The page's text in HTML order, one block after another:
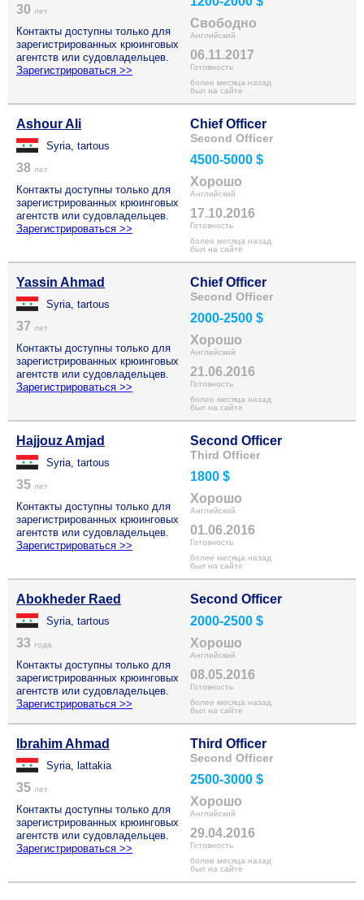
30 лет
Контакты доступны только для
зарегистрированных крюинговых
агентств или судовладельцев.
Зарегистрироваться >>
Свободно
Английский
06.11.2017
Готовность
более месяца назад
был на сайте
Ashour Ali
Syria, tartous
38 лет
Контакты доступны только для
зарегистрированных крюинговых
агентств или судовладельцев.
Зарегистрироваться >>
Chief Officer
Second Officer
4500-5000 $
Хорошо
Английский
17.10.2016
Готовность
более месяца назад
был на сайте
Yassin Ahmad
Syria, tartous
37 лет
Контакты доступны только для
зарегистрированных крюинговых
агентств или судовладельцев.
Зарегистрироваться >>
Chief Officer
Second Officer
2000-2500 $
Хорошо
Английский
21.06.2016
Готовность
более месяца назад
был на сайте
Hajjouz Amjad
Syria, tartous
35 лет
Контакты доступны только для
зарегистрированных крюинговых
агентств или судовладельцев.
Зарегистрироваться >>
Second Officer
Third Officer
1800 $
Хорошо
Английский
01.06.2016
Готовность
более месяца назад
был на сайте
Abokheder Raed
Syria, tartous
33 года
Контакты доступны только для
зарегистрированных крюинговых
агентств или судовладельцев.
Зарегистрироваться >>
Second Officer
2000-2500 $
Хорошо
Английский
08.05.2016
Готовность
более месяца назад
был на сайте
Ibrahim Ahmad
Syria, lattakia
35 лет
Контакты доступны только для
зарегистрированных крюинговых
агентств или судовладельцев.
Зарегистрироваться >>
Third Officer
Second Officer
2500-3000 $
Хорошо
Английский
29.04.2016
Готовность
более месяца назад
был на сайте